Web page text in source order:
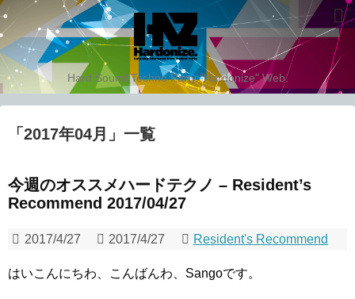
Hard Sound Techno Party "Hardonize" Web.
「 2017年04月 」 一覧
今週のオススメハードテクノ – Resident’s
Recommend 2017/04/27
2017/4/27 2017/4/27 Resident's Recommend
はいこんにちわ、こんばんわ、Sangoです。